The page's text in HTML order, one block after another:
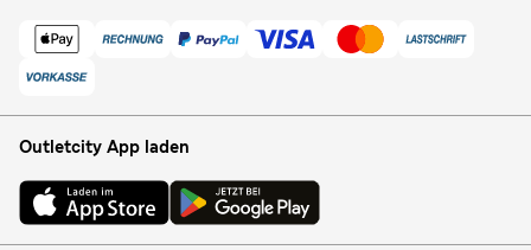
Outletcity App laden